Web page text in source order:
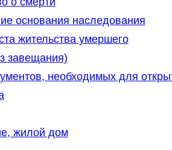
основания наследования
жительства умершего
завещания)
необходимых для
жилой дом